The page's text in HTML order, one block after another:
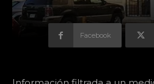
Facebook